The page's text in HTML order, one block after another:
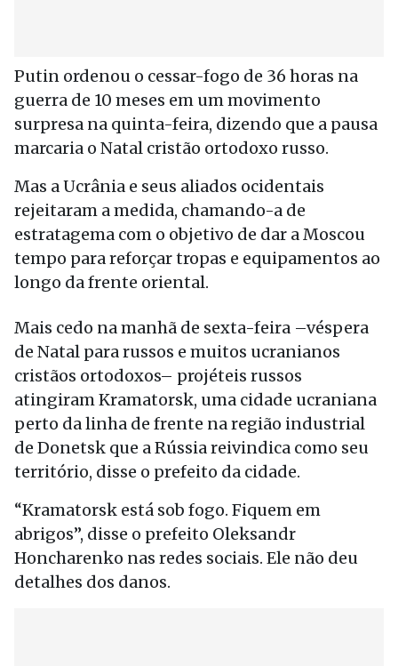
Putin ordenou o cessar-fogo de 36 horas na
guerra de 10 meses em um movimento
surpresa na quinta-feira, dizendo que a pausa
marcaria o Natal cristão ortodoxo russo.
Mas a Ucrânia e seus aliados ocidentais
rejeitaram a medida, chamando-a de
estratagema com o objetivo de dar a Moscou
tempo para reforçar tropas e equipamentos ao
longo da frente oriental.
Mais cedo na manhã de sexta-feira –véspera
de Natal para russos e muitos ucranianos
cristãos ortodoxos– projéteis russos
atingiram Kramatorsk, uma cidade ucraniana
perto da linha de frente na região industrial
de Donetsk que a Rússia reivindica como seu
território, disse o prefeito da cidade.
“Kramatorsk está sob fogo. Fiquem em
abrigos”, disse o prefeito Oleksandr
Honcharenko nas redes sociais. Ele não deu
detalhes dos danos.